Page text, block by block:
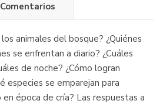
Comentarios
animales del bosque? ¿Quiénes
se enfrentan a diario? ¿Cuáles
de noche? ¿Cómo logran
especies se emparejan para
época de cría? Las respuestas a